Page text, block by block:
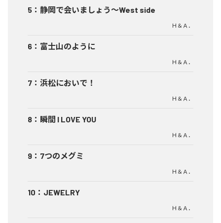
5 ： 静岡で会いましょう～West side
Ｈ＆Ａ．
6 ： 富士山のように
Ｈ＆Ａ．
7 ： 浜松においで！
Ｈ＆Ａ．
8 ： 瞬間 I LOVE YOU
Ｈ＆Ａ．
9 ： 7つのメグミ
Ｈ＆Ａ．
10 ： JEWELRY
Ｈ＆Ａ．